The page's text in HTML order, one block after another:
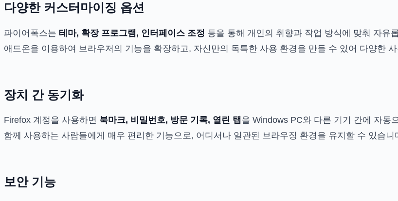
다양한 커스터마이징 옵션
파이어폭스는 테마, 확장 프로그램, 인터페이스 조정 등을 통해 개인의 취향과 작업 방식에 맞춰 자유
애드온을 이용하여 브라우저의 기능을 확장하고, 자신만의 독특한 사용 환경을 만들 수 있어 다양한
장치 간 동기화
Firefox 계정을 사용하면 북마크, 비밀번호, 방문 기록, 열린 탭 을 Windows PC와 다른 기기 간에 자동
함께 사용하는 사람들에게 매우 편리한 기능으로, 어디서나 일관된 브라우징 환경을 유지할 수 있습니
보안 기능